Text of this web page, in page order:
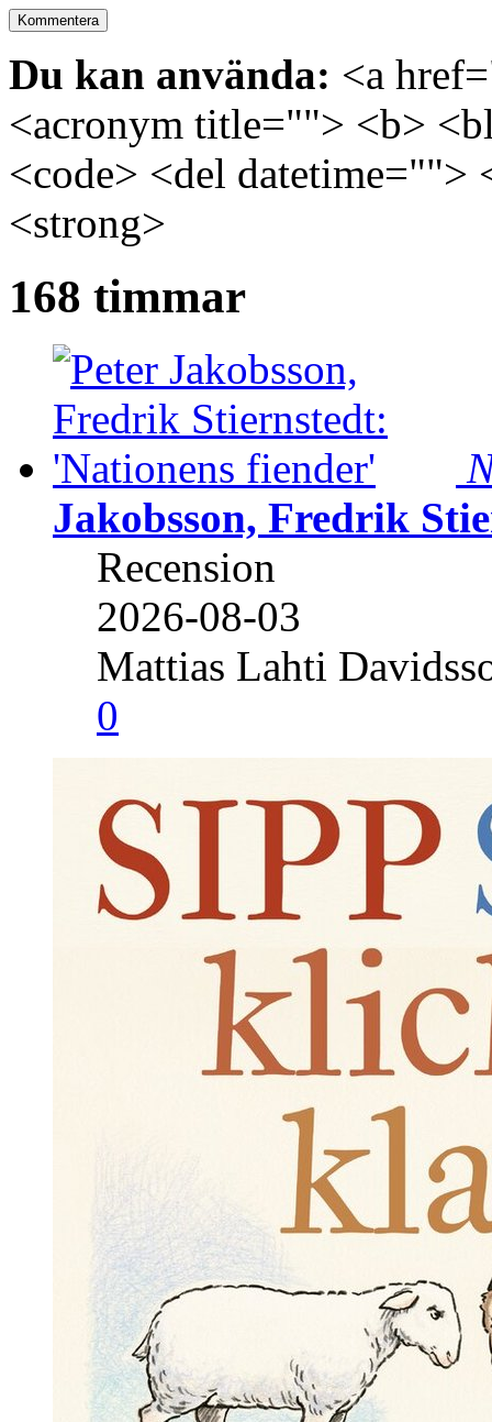
Du kan använda: <a
<acronym title=""> <b>
<code> <del
<strong>
168 timmar
Jakobsson, Fredrik
Recension
2026-08-03
Mattias Lahti
0